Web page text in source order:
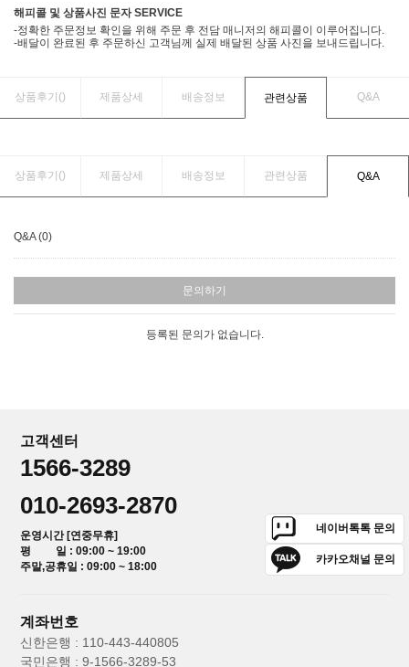
해피콜 및 상품사진 문자 SERVICE
-정확한 주문정보 확인을 위해 주문 후 전담 매니저의 해피콜이 이루어집니다.
-배달이 완료된 후 주문하신 고객님께 실제 배달된 상품 사진을 보내드립니다.
상품후기() 제품상세 배송정보 관련상품 Q&A
상품후기() 제품상세 배송정보 관련상품 Q&A
Q&A (0)
문의하기
등록된 문의가 없습니다.
고객센터
1566-3289
010-2693-2870
운영시간 [연중무휴]
평 일 : 09:00 ~ 19:00
주말,공휴일 : 09:00 ~ 18:00
네이버톡톡 문의
카카오채널 문의
계좌번호
신한은행 : 110-443-440805
국민은행 : 9-1566-3289-53